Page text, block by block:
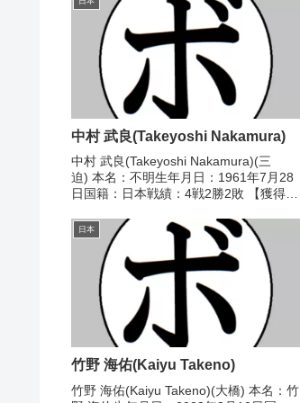
中村 武良(Takeyoshi Nakamura)
中村 武良(Takeyoshi Nakamura)(三
迫) 本名：不明生年月日：1961年7月28
日国籍：日本戦績：4戦2勝2敗 【獲得タ
●4R判定 (採点不明) 青木 一範(高
橋)1979/05...
日本
竹野 海佑(Kaiyu Takeno)
竹野 海佑(Kaiyu Takeno)(大橋) 本名：竹